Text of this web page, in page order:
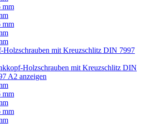
mm
mm
Holzschrauben mit Kreuzschlitz DIN 7997
Holzschrauben mit Kreuzschlitz DIN
A2 anzeigen
mm
mm